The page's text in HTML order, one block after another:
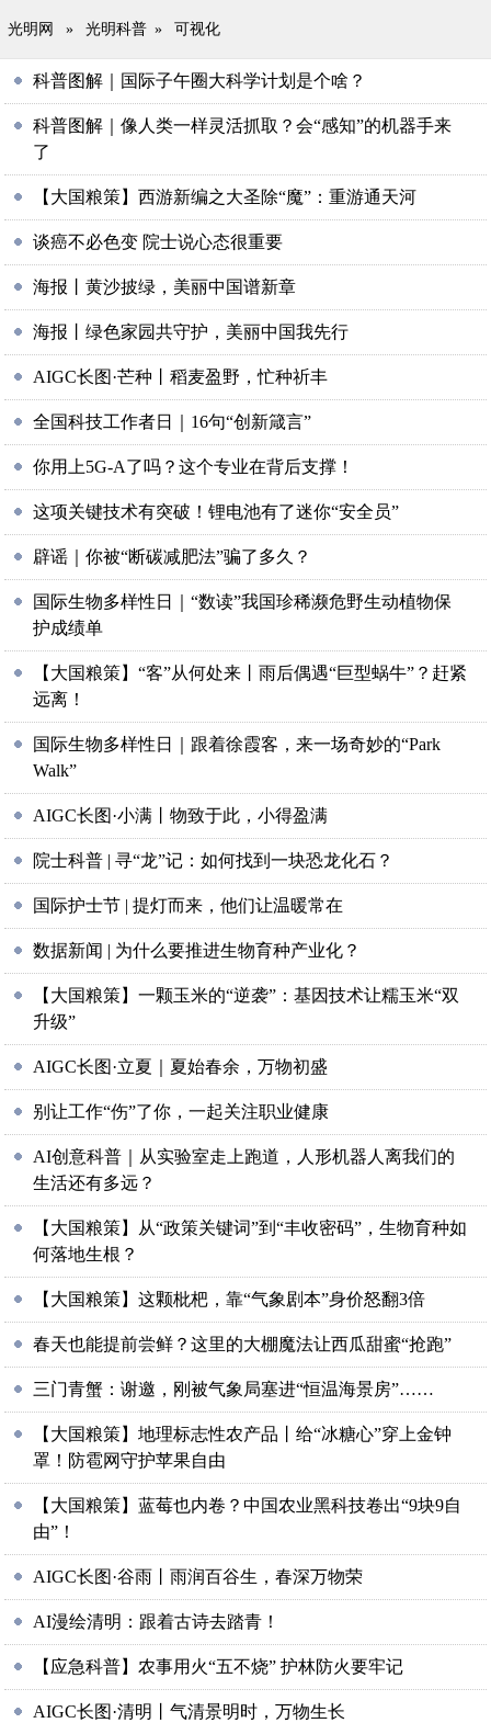
光明网 » 光明科普 » 可视化
科普图解｜国际子午圈大科学计划是个啥？
科普图解｜像人类一样灵活抓取？会“感知”的机器手来
了
【大国粮策】西游新编之大圣除“魔”：重游通天河
谈癌不必色变 院士说心态很重要
海报丨黄沙披绿，美丽中国谱新章
海报丨绿色家园共守护，美丽中国我先行
AIGC长图·芒种丨稻麦盈野，忙种祈丰
全国科技工作者日｜16句“创新箴言”
你用上5G-A了吗？这个专业在背后支撑！
这项关键技术有突破！锂电池有了迷你“安全员”
辟谣｜你被“断碳减肥法”骗了多久？
国际生物多样性日｜“数读”我国珍稀濒危野生动植物保
护成绩单
【大国粮策】“客”从何处来丨雨后偶遇“巨型蜗牛”？赶紧
远离！
国际生物多样性日｜跟着徐霞客，来一场奇妙的“Park
Walk”
AIGC长图·小满丨物致于此，小得盈满
院士科普 | 寻“龙”记：如何找到一块恐龙化石？
国际护士节 | 提灯而来，他们让温暖常在
数据新闻 | 为什么要推进生物育种产业化？
【大国粮策】一颗玉米的“逆袭”：基因技术让糯玉米“双
升级”
AIGC长图·立夏｜夏始春余，万物初盛
别让工作“伤”了你，一起关注职业健康
AI创意科普｜从实验室走上跑道，人形机器人离我们的
生活还有多远？
【大国粮策】从“政策关键词”到“丰收密码”，生物育种如
何落地生根？
【大国粮策】这颗枇杷，靠“气象剧本”身价怒翻3倍
春天也能提前尝鲜？这里的大棚魔法让西瓜甜蜜“抢跑”
三门青蟹：谢邀，刚被气象局塞进“恒温海景房”……
【大国粮策】地理标志性农产品丨给“冰糖心”穿上金钟
罩！防雹网守护苹果自由
【大国粮策】蓝莓也内卷？中国农业黑科技卷出“9块9自
由”！
AIGC长图·谷雨丨雨润百谷生，春深万物荣
AI漫绘清明：跟着古诗去踏青！
【应急科普】农事用火“五不烧” 护林防火要牢记
AIGC长图·清明丨气清景明时，万物生长